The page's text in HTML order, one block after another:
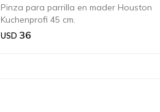
Pinza para parrilla en mader Houston
Kuchenprofi 45 cm.
USD 36